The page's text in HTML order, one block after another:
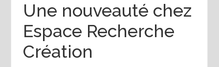
Une nouveauté chez
Espace Recherche
Création